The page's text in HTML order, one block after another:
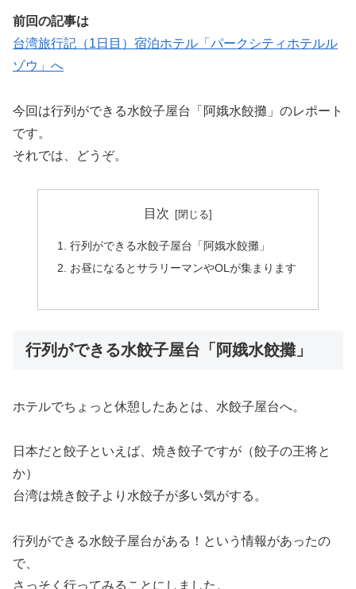
前回の記事は
台湾旅行記（1日目）宿泊ホテル「パークシティホテルル
ゾウ」へ
今回は行列ができる水餃子屋台「阿娥水餃攤」のレポート
です。
それでは、どうぞ。
目次
行列ができる水餃子屋台「阿娥水餃攤」
お昼になるとサラリーマンやOLが集まります
行列ができる水餃子屋台「阿娥水餃攤」
ホテルでちょっと休憩したあとは、水餃子屋台へ。
日本だと餃子といえば、焼き餃子ですが（餃子の王将と
か）
台湾は焼き餃子より水餃子が多い気がする。
行列ができる水餃子屋台がある！という情報があったの
で、
さっそく行ってみることにしました。